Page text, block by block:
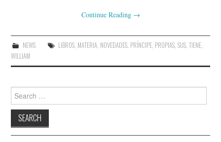
Continue Reading →
NEWS LIBROS, MATERIA, NOVEDADES, PRÍNCIPE, PROPIAS, SUS, TIENE,
WILLIAM
Search
for: